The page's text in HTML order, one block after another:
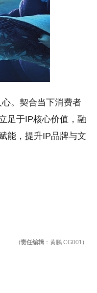
。契合当下消费者
足于IP核心价值，融
能，提升IP品牌与文
(责任编辑 ：黄鹏 CG001)